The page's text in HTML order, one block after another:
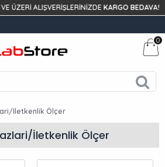
ALIŞVERİŞLERİNİZDEKARGO BEDAVA!
0
İletkenlik Ölçer
İletkenlik Ölçer